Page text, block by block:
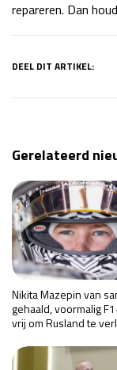
repareren. Dan
DEEL DIT ARTIKEL:
Gerelateerd
Nikita Mazepin van
gehaald, voormalig
vrij om Rusland te